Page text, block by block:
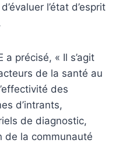
l’état d’esprit
a précisé, « Il s’agit
de la santé au
des
d’intrants,
de diagnostic,
de la communauté